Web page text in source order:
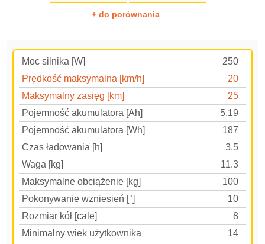
+ do porównania
Moc silnika [W]
250
Prędkość maksymalna [km/h]
20
Maksymalny zasięg [km]
25
Pojemność akumulatora [Ah]
5.19
Pojemność akumulatora [Wh]
187
Czas ładowania [h]
3.5
Waga [kg]
11.3
Maksymalne obciążenie [kg]
100
Pokonywanie wzniesień [°]
10
Rozmiar kół [cale]
8
Minimalny wiek użytkownika
14